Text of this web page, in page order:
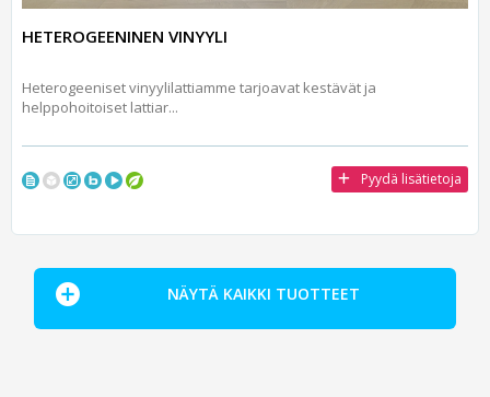
HETEROGEENINEN VINYYLI
Heterogeeniset vinyylilattiamme tarjoavat kestävät ja
helppohoitoiset lattiar...
Pyydä lisätietoja
NÄYTÄ KAIKKI TUOTTEET